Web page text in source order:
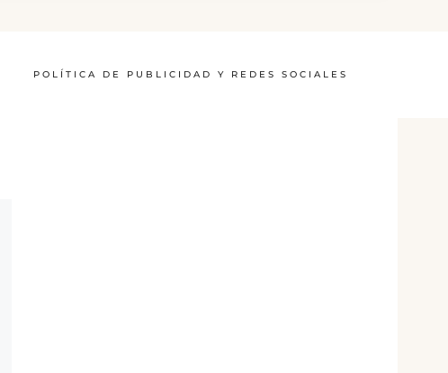
POLÍTICA DE PUBLICIDAD Y REDES SOCIALES